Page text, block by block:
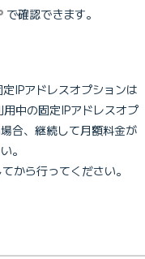
で確認できます。
IPアドレスオプションは
中の固定IPアドレスオプ
合、継続して月額料金が
。
から行ってください。